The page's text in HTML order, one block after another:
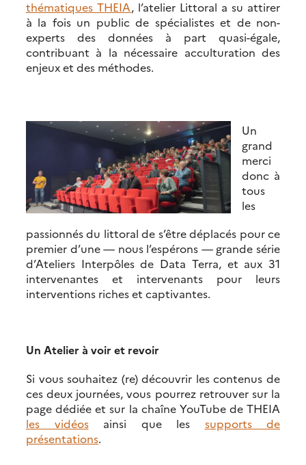
thématiques THEIA, l’atelier Littoral a su attirer
à la fois un public de spécialistes et de non-
experts des données à part quasi-égale,
contribuant à la nécessaire acculturation des
enjeux et des méthodes.
Un
grand
merci
donc à
tous
les
passionnés du littoral de s’être déplacés pour ce
premier d’une — nous l’espérons — grande série
d’Ateliers Interpôles de Data Terra, et aux 31
intervenantes et intervenants pour leurs
interventions riches et captivantes.
Un Atelier à voir et revoir
Si vous souhaitez (re) découvrir les contenus de
ces deux journées, vous pourrez retrouver sur la
page dédiée et sur la chaîne YouTube de THEIA
les vidéosainsi que les supports de
présentations.